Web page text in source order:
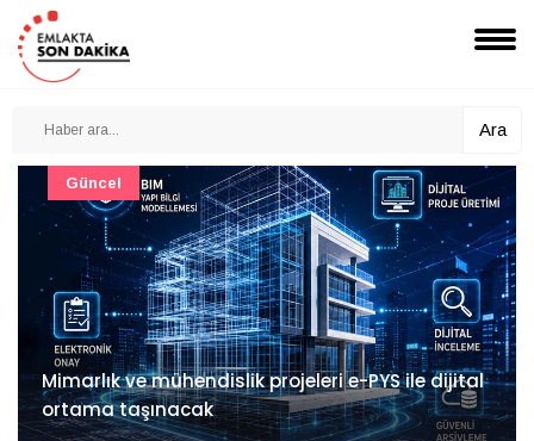
Ara
Mimarlık ve mühendislik projeleri e-PYS ile dijital
ortama taşınacak
Güncel